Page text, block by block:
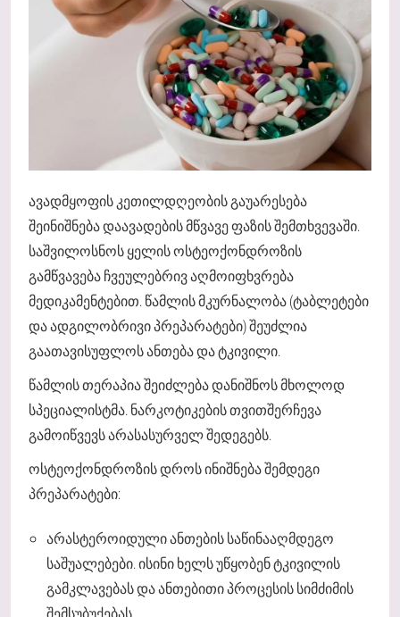
ავადმყოფის კეთილდღეობის გაუარესება
შეინიშნება დაავადების მწვავე ფაზის შემთხვევაში.
საშვილოსნოს ყელის ოსტეოქონდროზის
გამწვავება ჩვეულებრივ აღმოიფხვრება
მედიკამენტებით. წამლის მკურნალობა (ტაბლეტები
და ადგილობრივი პრეპარატები) შეუძლია
გაათავისუფლოს ანთება და ტკივილი.
წამლის თერაპია შეიძლება დანიშნოს მხოლოდ
სპეციალისტმა. ნარკოტიკების თვითშერჩევა
გამოიწვევს არასასურველ შედეგებს.
ოსტეოქონდროზის დროს ინიშნება შემდეგი
პრეპარატები:
არასტეროიდული ანთების საწინააღმდეგო
საშუალებები. ისინი ხელს უწყობენ ტკივილის
გამკლავებას და ანთებითი პროცესის სიმძიმის
შემსუბუქებას.